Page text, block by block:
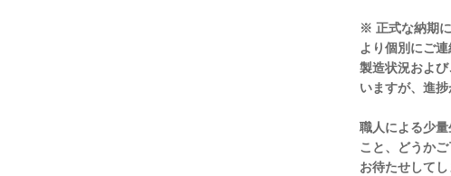
※ 正式な納期
より個別にご連
製造状況およ
いますが、進捗
職人による少
こと、どうかご
お待たせして